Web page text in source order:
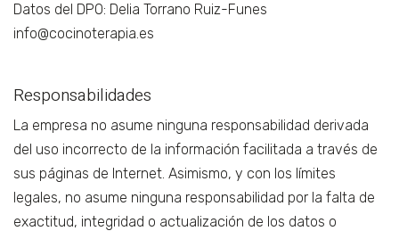
Datos del DPO: Delia Torrano Ruiz-Funes
info@cocinoterapia.es
Responsabilidades
La empresa no asume ninguna responsabilidad derivada
del uso incorrecto de la información facilitada a través de
sus páginas de Internet. Asimismo, y con los límites
legales, no asume ninguna responsabilidad por la falta de
exactitud, integridad o actualización de los datos o